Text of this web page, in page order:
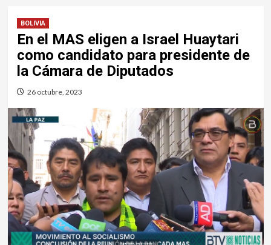
BOLIVIA
En el MAS eligen a Israel Huaytari
como candidato para presidente de
la Cámara de Diputados
26 octubre, 2023